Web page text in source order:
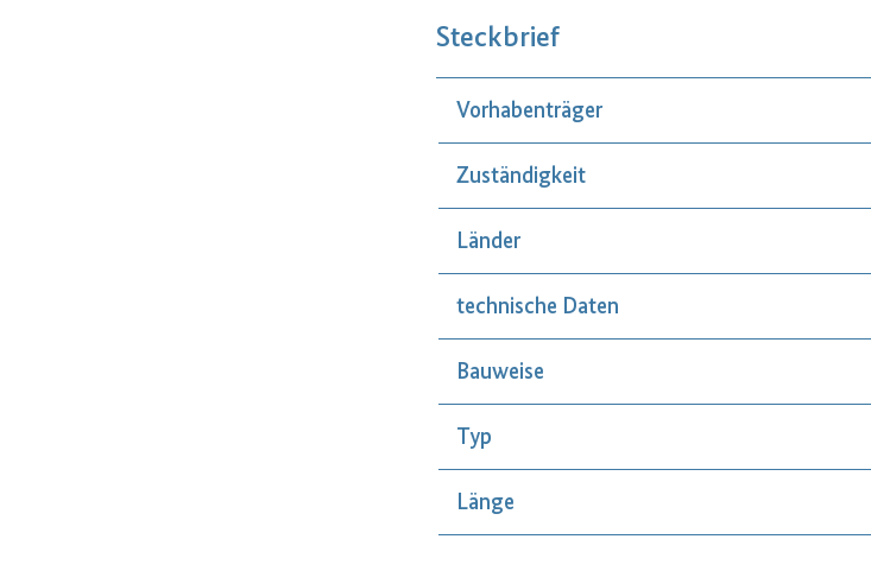
Steckbrief
Vorhabenträger
Zuständigkeit
Länder
technische Daten
Bauweise
Typ
Länge